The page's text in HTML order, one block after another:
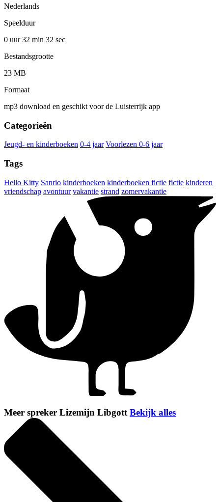
Nederlands
Speelduur
0 uur 32 min 32 sec
Bestandsgrootte
23 MB
Formaat
mp3 download en geschikt voor de Luisterrijk app
Categorieën
Jeugd- en kinderboeken 0-4 jaar Voorlezen 0-6 jaar
Tags
Hello Kitty Sanrio kinderboeken kinderboeken fictie fictie kinderen
vriendschap avontuur vakantie strand zomervakantie
Meer spreker Lizemijn Libgott Bekijk alles